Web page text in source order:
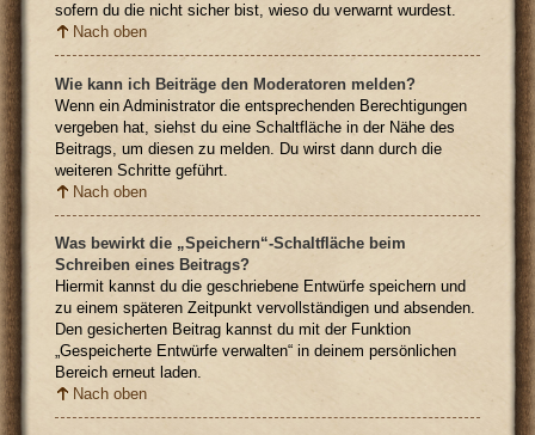
sofern du die nicht sicher bist, wieso du verwarnt wurdest.
Nach oben
Wie kann ich Beiträge den Moderatoren melden?
Wenn ein Administrator die entsprechenden Berechtigungen
vergeben hat, siehst du eine Schaltfläche in der Nähe des
Beitrags, um diesen zu melden. Du wirst dann durch die
weiteren Schritte geführt.
Nach oben
Was bewirkt die „Speichern“-Schaltfläche beim
Schreiben eines Beitrags?
Hiermit kannst du die geschriebene Entwürfe speichern und
zu einem späteren Zeitpunkt vervollständigen und absenden.
Den gesicherten Beitrag kannst du mit der Funktion
„Gespeicherte Entwürfe verwalten“ in deinem persönlichen
Bereich erneut laden.
Nach oben